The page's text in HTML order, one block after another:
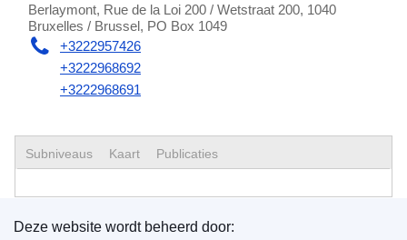
Berlaymont, Rue de la Loi 200 / Wetstraat 200, 1040
Bruxelles / Brussel, PO Box 1049
+3222957426
+3222968692
+3222968691
Subniveaus Kaart Publicaties
Deze website wordt beheerd door: